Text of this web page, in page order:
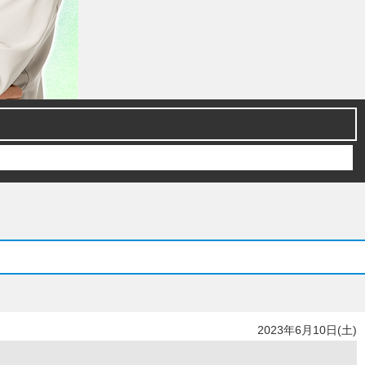
2023年6月10日(土)